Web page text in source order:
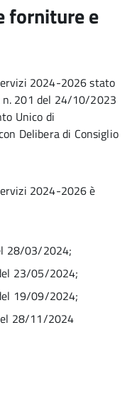
forniture e
2024-2026 stato
n. 201 del 24/10/2023
Unico di
Delibera di Consiglio
2024-2026 è
28/03/2024;
23/05/2024;
19/09/2024;
28/11/2024